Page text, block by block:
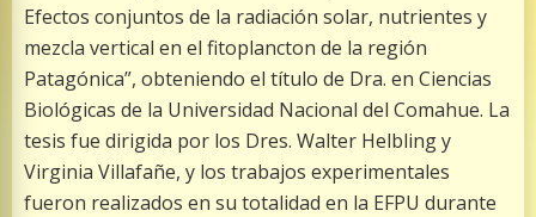
Efectos conjuntos de la radiación solar, nutrientes y
mezcla vertical en el fitoplancton de la región
Patagónica”, obteniendo el título de Dra. en Ciencias
Biológicas de la Universidad Nacional del Comahue. La
tesis fue dirigida por los Dres. Walter Helbling y
Virginia Villafañe, y los trabajos experimentales
fueron realizados en su totalidad en la EFPU durante